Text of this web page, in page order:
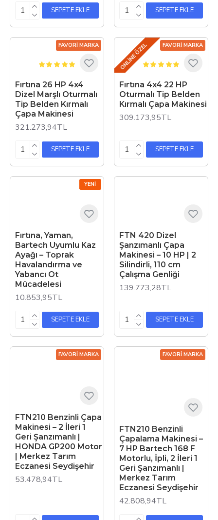
SEPETE EKLE SEPETE EKLE
FAVORI MARKA
Fırtına 26 HP 4x4
Dizel Marşlı Oturmalı
Tip Belden Kırmalı
Çapa Makinesi
321.273,94TL
SEPETE EKLE
FAVORI MARKA
ONLINE ÖZEL
Fırtına 4x4 22 HP
Oturmalı Tip Belden
Kırmalı Çapa Makinesi
309.173,95TL
SEPETE EKLE
YENI
Fırtına, Yaman,
Bartech Uyumlu Kaz
Ayağı – Toprak
Havalandırma ve
Yabancı Ot
Mücadelesi
10.853,95TL
SEPETE EKLE
FTN 420 Dizel
Şanzımanlı Çapa
Makinesi – 10 HP | 2
Silindirli, 110 cm
Çalışma Genliği
139.773,28TL
SEPETE EKLE
FAVORI MARKA
FTN210 Benzinli Çapa
Makinesi – 2 İleri 1
Geri Şanzımanlı |
HONDA GP200 Motor
| Merkez Tarım
Eczanesi Seydişehir
53.478,94TL
FAVORI MARKA
FTN210 Benzinli
Çapalama Makinesi –
7 HP Bartech 168 F
Motorlu, İpli, 2 İleri 1
Geri Şanzımanlı |
Merkez Tarım
Eczanesi Seydişehir
42.808,94TL